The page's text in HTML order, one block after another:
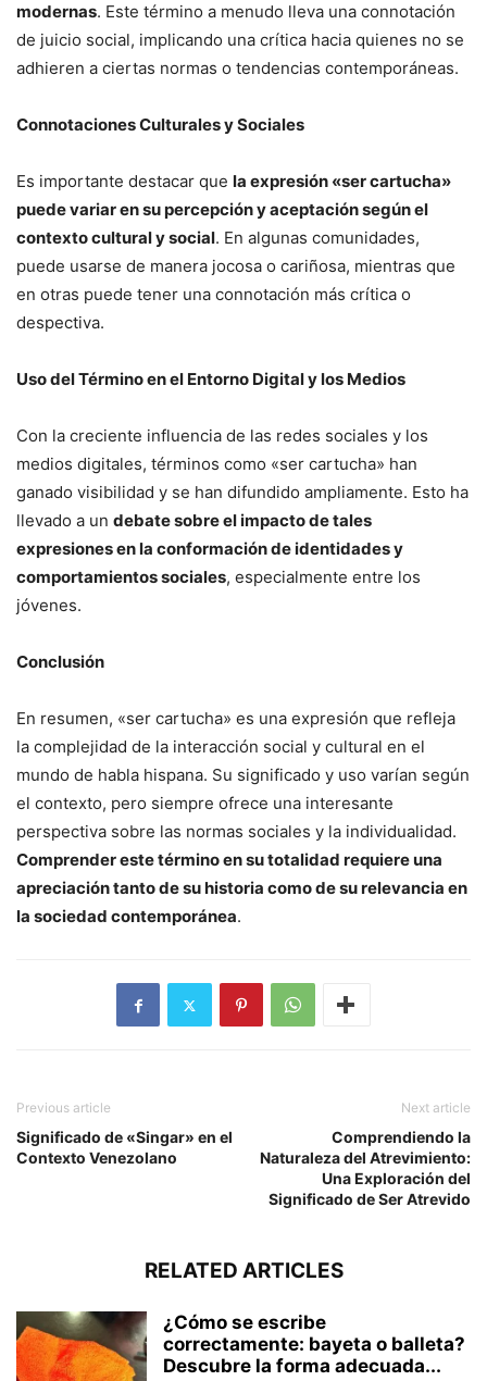
modernas. Este término a menudo lleva una connotación
de juicio social, implicando una crítica hacia quienes no se
adhieren a ciertas normas o tendencias contemporáneas.
Connotaciones Culturales y Sociales
Es importante destacar que la expresión «ser cartucha»
puede variar en su percepción y aceptación según el
contexto cultural y social. En algunas comunidades,
puede usarse de manera jocosa o cariñosa, mientras que
en otras puede tener una connotación más crítica o
despectiva.
Uso del Término en el Entorno Digital y los Medios
Con la creciente influencia de las redes sociales y los
medios digitales, términos como «ser cartucha» han
ganado visibilidad y se han difundido ampliamente. Esto ha
llevado a un debate sobre el impacto de tales
expresiones en la conformación de identidades y
comportamientos sociales, especialmente entre los
jóvenes.
Conclusión
En resumen, «ser cartucha» es una expresión que refleja
la complejidad de la interacción social y cultural en el
mundo de habla hispana. Su significado y uso varían según
el contexto, pero siempre ofrece una interesante
perspectiva sobre las normas sociales y la individualidad.
Comprender este término en su totalidad requiere una
apreciación tanto de su historia como de su relevancia en
la sociedad contemporánea.
Previous article
Significado de «Singar» en el
Contexto Venezolano
Next article
Comprendiendo la
Naturaleza del Atrevimiento:
Una Exploración del
Significado de Ser Atrevido
RELATED ARTICLES
¿Cómo se escribe
correctamente: bayeta o balleta?
Descubre la forma adecuada...